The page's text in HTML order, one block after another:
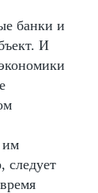
банки и
И
им
следует